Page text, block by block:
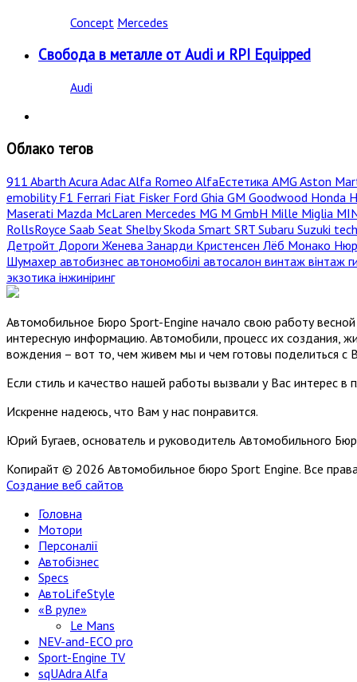
Concept Mercedes
Свобода в металле от Audi и RPI Equipped
Audi
Облако тегов
911 Abarth Acura AdacAlfa Romeo AlfaЕстетика AMG Aston
emobilityF1 Ferrari Fiat Fisker Ford Ghia GM Goodwood Honda
Maserati Mazda McLaren Mercedes MG M GmbH Mille Miglia
RollsRoyce Saab Seat ShelbySkoda Smart SRT Subaru Suzuki
Детройт Дороги Женева Занарди Кристенсен Лёб Монако
Шумахер автобизнес автономобілі автосалон винтаж вінтаж
экзотика інжиніринг
Автомобильное Бюро Sport-Engine начало свою работу
интересную информацию. Автомобили, процесс их создания,
вождения – вот то, чем живем мы и чем готовы поделиться с
Если стиль и качество нашей работы вызвали у Вас интерес в
Искренне надеюсь, что Вам у нас понравится.
Юрий Бугаев, основатель и руководитель Автомобильного
Копирайт © 2026 Автомобильное бюро Sport Engine. Все
Создание веб сайтов
Головна
Мотори
Персоналії
Автобізнес
Specs
АвтоLifeStyle
«В руле»
Le Mans
NEV-and-ECO pro
Sport-Engine TV
sqUAdra Alfa